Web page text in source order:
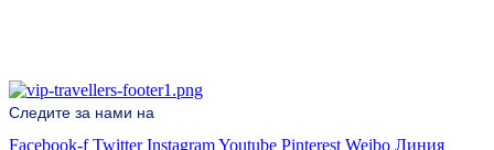
Следите за нами на
Facebook-f Twitter InstagramYoutube Pinterest Weibo Линия